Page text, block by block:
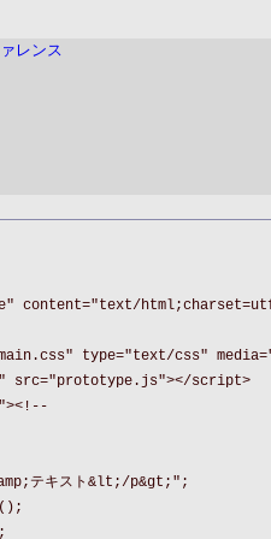
レンス
content="text/
type="text/css"
script>
テキスト&lt;/p&gt;";